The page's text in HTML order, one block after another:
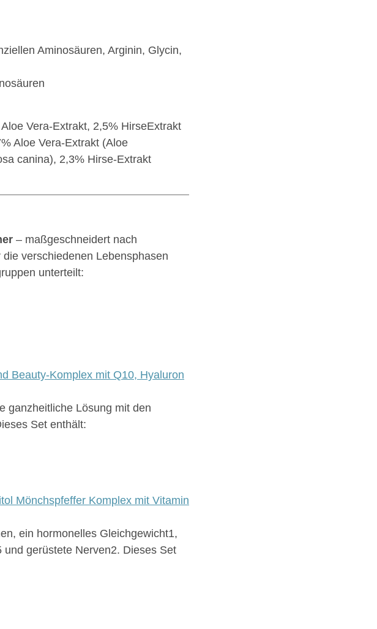
Aminosäuren, Arginin, Glycin,
Vera-Extrakt, 2,5% HirseExtrakt
Aloe Vera-Extrakt (Aloe
canina), 2,3% Hirse-Extrakt
– maßgeschneidert nach
verschiedenen Lebensphasen
unterteilt:
Beauty-Komplex mit Q10, Hyaluron
ganzheitliche Lösung mit den
Set enthält:
Mönchspfeffer Komplex mit Vitamin
ein hormonelles Gleichgewicht1,
gerüstete Nerven2. Dieses Set